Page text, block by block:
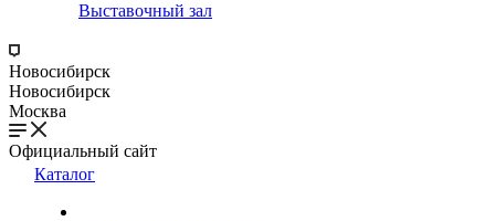
Выставочный зал
Новосибирск
Новосибирск
Москва
Официальный сайт
Каталог